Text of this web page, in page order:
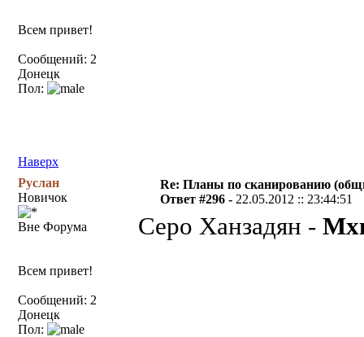
Всем привет!
Сообщений: 2
Донецк
Пол:
Наверх
Руслан
Новичок
Вне Форума
Всем привет!
Сообщений: 2
Донецк
Пол:
Re: Планы по сканированию
Ответ #296 - 22.05.2012 :: 23:44:51
Серо Ханзадян -